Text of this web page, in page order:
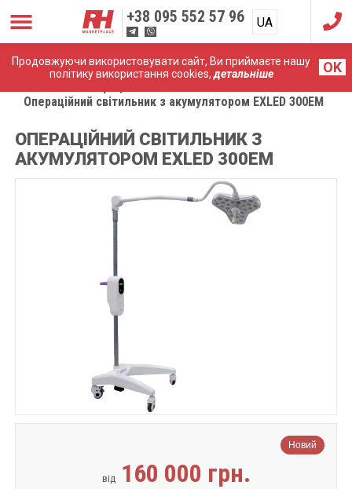
Продовжуючи використовувати сайт, Ви приймаєте нашу
політику використання cookies,детальніше OK
+38 095 552 57 96 UA
RU
Операційний світильник з акумулятором EXLED 300ЕM
ОПЕРАЦІЙНИЙ СВІТИЛЬНИК З
АКУМУЛЯТОРОМ EXLED 300ЕM
Новий
від 160 000 грн.